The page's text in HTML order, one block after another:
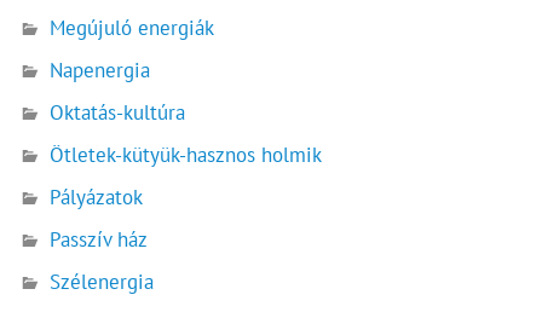
Megújuló energiák
Napenergia
Oktatás-kultúra
Ötletek-kütyük-hasznos holmik
Pályázatok
Passzív ház
Szélenergia